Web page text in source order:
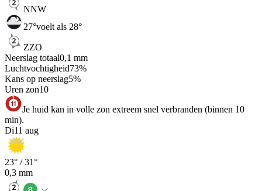
NNW
27°voelt als 28°
ZZO
Neerslag totaal0,1 mm
Luchtvochtigheid73%
Kans op neerslag5%
Uren zon10
Je huid kan in volle zon extreem snel verbranden (binnen 10
min).
Di11 aug
23° /31°
0,3 mm